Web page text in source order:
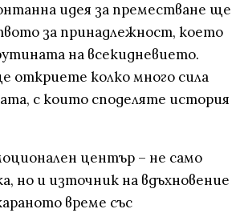
идея за преместване ще
за принадлежност, което
на всекидневието.
откриете колко много сила
с които споделяте история
център – не само
но и източник на вдъхновение
време със